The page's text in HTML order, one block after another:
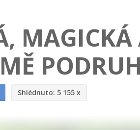
MAGICKÁ
Shlédnuto: 5 155 x